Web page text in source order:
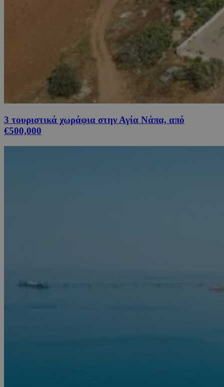
3 τουριστικά χωράφια στην Αγία Νάπα, από
€500,000